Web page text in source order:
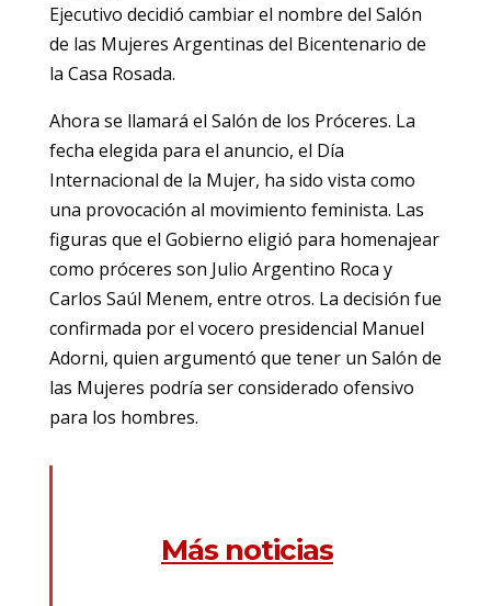
Ejecutivo decidió cambiar el nombre del Salón
de las Mujeres Argentinas del Bicentenario de
la Casa Rosada.
Ahora se llamará el Salón de los Próceres. La
fecha elegida para el anuncio, el Día
Internacional de la Mujer, ha sido vista como
una provocación al movimiento feminista. Las
figuras que el Gobierno eligió para homenajear
como próceres son Julio Argentino Roca y
Carlos Saúl Menem, entre otros. La decisión fue
confirmada por el vocero presidencial Manuel
Adorni, quien argumentó que tener un Salón de
las Mujeres podría ser considerado ofensivo
para los hombres.
Más noticias